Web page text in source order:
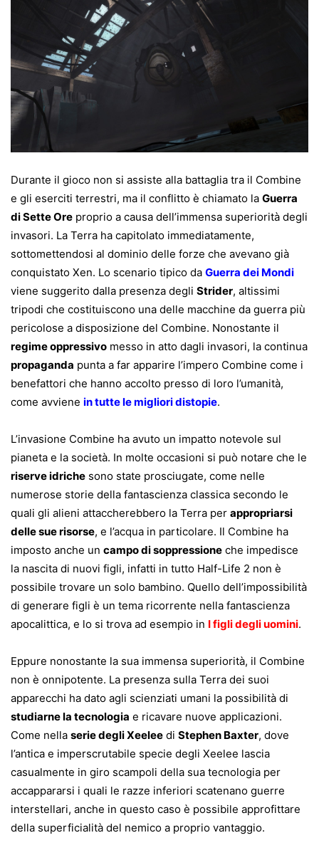
Durante il gioco non si assiste alla battaglia tra il Combine
e gli eserciti terrestri, ma il conflitto è chiamato la Guerra
di Sette Ore proprio a causa dell’immensa superiorità degli
invasori. La Terra ha capitolato immediatamente,
sottomettendosi al dominio delle forze che avevano già
conquistato Xen. Lo scenario tipico da Guerra dei Mondi
viene suggerito dalla presenza degli Strider, altissimi
tripodi che costituiscono una delle macchine da guerra più
pericolose a disposizione del Combine. Nonostante il
regime oppressivo messo in atto dagli invasori, la continua
propaganda punta a far apparire l’impero Combine come i
benefattori che hanno accolto presso di loro l’umanità,
come avviene in tutte le migliori distopie.
L’invasione Combine ha avuto un impatto notevole sul
pianeta e la società. In molte occasioni si può notare che le
riserve idriche sono state prosciugate, come nelle
numerose storie della fantascienza classica secondo le
quali gli alieni attaccherebbero la Terra per appropriarsi
delle sue risorse, e l’acqua in particolare. Il Combine ha
imposto anche un campo di soppressione che impedisce
la nascita di nuovi figli, infatti in tutto Half-Life 2 non è
possibile trovare un solo bambino. Quello dell’impossibilità
di generare figli è un tema ricorrente nella fantascienza
apocalittica, e lo si trova ad esempio in I figli degli uomini.
Eppure nonostante la sua immensa superiorità, il Combine
non è onnipotente. La presenza sulla Terra dei suoi
apparecchi ha dato agli scienziati umani la possibilità di
studiarne la tecnologia e ricavare nuove applicazioni.
Come nella serie degli Xeelee di Stephen Baxter, dove
l’antica e imperscrutabile specie degli Xeelee lascia
casualmente in giro scampoli della sua tecnologia per
accappararsi i quali le razze inferiori scatenano guerre
interstellari, anche in questo caso è possibile approfittare
della superficialità del nemico a proprio vantaggio.